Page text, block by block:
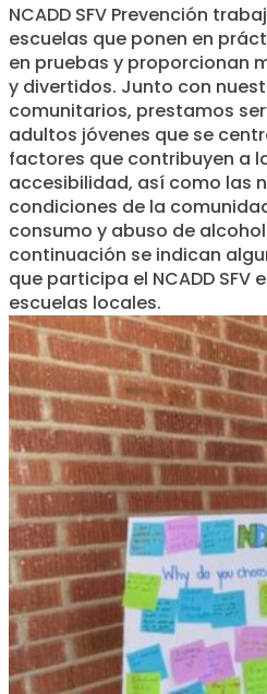
NCADD SFV Prevención
escuelas que ponen en
en pruebas y proporcionan
y divertidos. Junto con
comunitarios, prestamos
adultos jóvenes que se
factores que contribuyen a
accesibilidad, así como las
condiciones de la
consumo y abuso de
continuación se indican
que participa el NCADD
escuelas locales.